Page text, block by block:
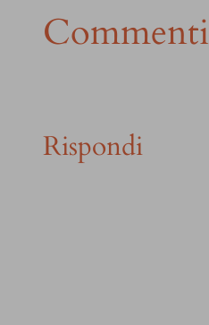
Commenti
Rispondi